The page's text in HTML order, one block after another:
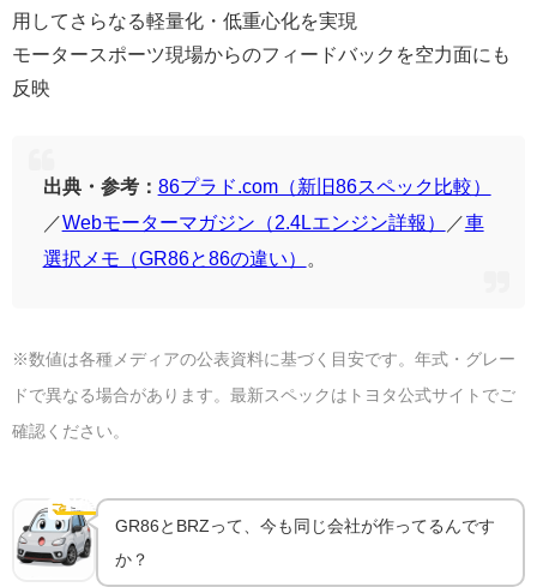
用してさらなる軽量化・低重心化を実現
モータースポーツ現場からのフィードバックを空力面にも
反映
出典・参考： 86プラド.com（新旧86スペック比較）
／Webモーターマガジン（2.4Lエンジン詳報） ／車
選択メモ（GR86と86の違い）
※数値は各種メディアの公表資料に基づく目安です。年式・グレー
ドで異なる場合があります。最新スペックはトヨタ公式サイトでご
確認ください。
🤝 共同開発
兄弟車スバルBRZとの関係｜共同開発は今も続く
GR86とBRZって、今も同じ会社が作ってるんです
か？